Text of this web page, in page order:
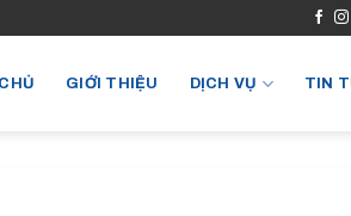
GIỚI THIỆU DỊCH VỤ TIN